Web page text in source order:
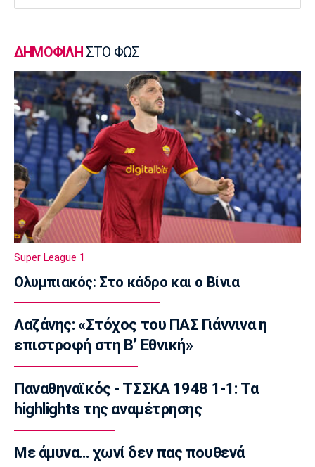
Επίσημα στον Άρη ο Άνταμ Μοκόκα
23:35
Europa League
Μπρούνο: «Δουλέψαμε καλά στην άμυνα»
23:32
Ποδόσφαιρο - Διεθνή
Κακή εβδομάδα για τη βαθμολογία της UEFA
23:23
Γ Εθνική
Αστέρας Βάρης: Νέες προσθήκες στο
ρόστερ
Conference League
Conference League: Τρομερό διπλό η Τρόμσο
στο Κλουζ
23:16
Γ Εθνική
«Πακέτο» στον Απόλλωνα Σμύρνης
23:05
οι Βοιωτοί επί των «καναρινιών»
ΔΗΜΟΦΙΛΗ ΣΤΟ ΦΩΣ
Super League 1
Ολυμπιακός: Στο κάδρο και ο Βίνια
Λαζάνης: «Στόχος του ΠΑΣ Γιάννινα η
επιστροφή στη Β’ Εθνική»
Παναθηναϊκός - ΤΣΣΚΑ 1948 1-1: Τα
highlights της αναμέτρησης
Με άμυνα… χωνί δεν πας πουθενά